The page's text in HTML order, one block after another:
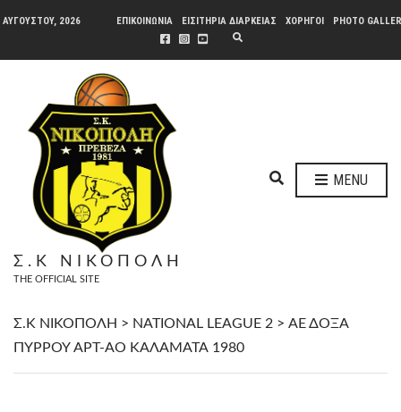
ΑΥΓΟΎΣΤΟΥ, 2026 ΕΠΙΚΟΙΝΩΝΙΑ ΕΙΣΙΤΗΡΙΑ ΔΙΑΡΚΕΙΑΣ ΧΟΡΗΓΟΙ
PHOTO
P
Σ.Κ ΝΙΚΟΠΟΛΗ
THE OFFICIAL SITE
A
H
MENU
Σ.Κ ΝΙΚΟΠΟΛΗ > NATIONAL LEAGUE 2 > ΑΕ ΔΟΞΑ
ΠΥΡΡΟΥ ΑΡΤ-ΑΟ ΚΑΛΑΜΑΤΑ 1980